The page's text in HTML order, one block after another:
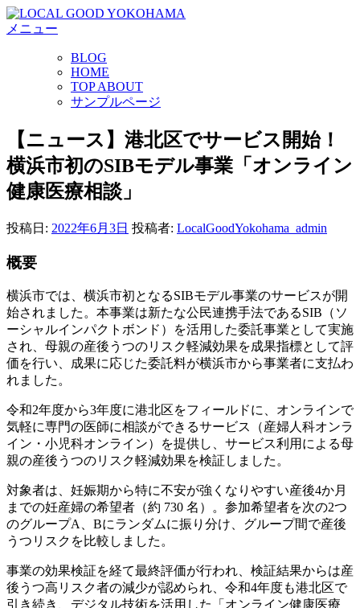
コ
ン
プ
メニュー
BLOG
HOME
TOP ABOUT
サンプルページ
【ニュース】港北区でサービス開始！
横浜市初のSIBモデル事業「オンライン
健康医療相談」
投稿日: 2022年6月3日 投稿者: LocalGoodYokohama_admin
概要
横浜市では、横浜市初となるSIBモデル事業のサービスが開
始されました。本事業は新たな公民連携手法であるSIB（ソ
ーシャルインパクトボンド）を活用した委託事業として実施
され、母親の産後うつのリスク軽減効果を成果指標として評
価を行い、成果に応じた委託料が横浜市から事業者に支払わ
れました。
令和2年度から3年度に港北区をフィールドに、オンラインで
気軽に専門の医師に相談ができるサービス（産婦人科オンラ
イン・小児科オンライン）を提供し、サービス利用による母
親の産後うつのリスク軽減効果を検証しました。
対象者は、妊娠期から特に不安が強くなりやすい産後4か月
までの妊産婦の希望者（約 730 名）。参加希望者を次の2つ
のグループA、Bにランダムに振り分け、グループ間で産後
うつリスクを比較しました。
事業の効果検証を経て最終評価が行われ、検証結果からは産
後うつ高リスク者の減少が認められ、令和4年度も港北区で
引き続き、デジタル技術を活用した「オンライン健康医療